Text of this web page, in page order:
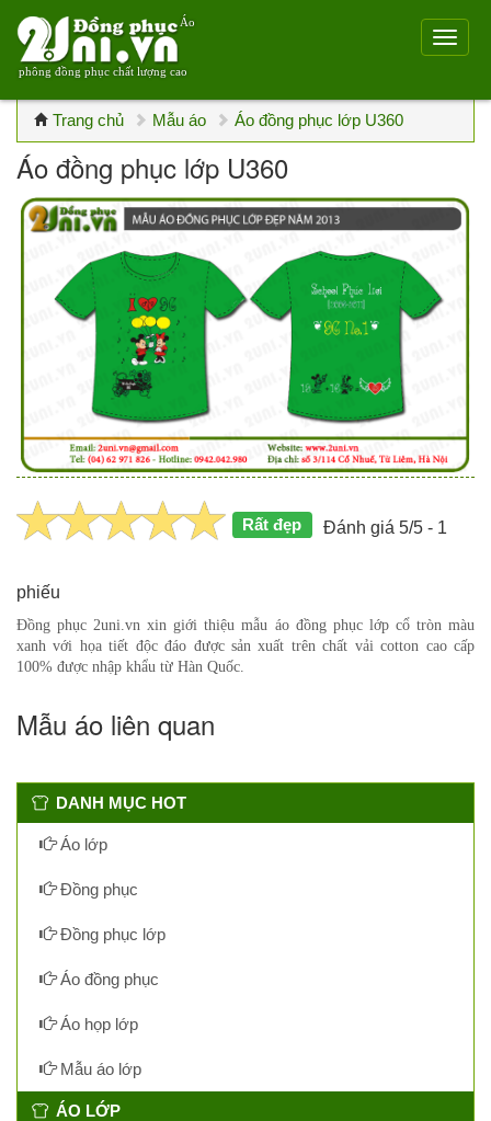
Áo
phông đồng phục chất lượng cao
Trang chủ Mẫu áo Áo đồng phục lớp U360
Áo đồng phục lớp U360
Rất đẹp Đánh giá 5/5 - 1
phiếu
Đồng phục 2uni.vn xin giới thiệu mẫu áo đồng phục lớp cổ tròn màu
xanh với họa tiết độc đáo được sản xuất trên chất vải cotton cao cấp
100% được nhập khẩu từ Hàn Quốc.
Mẫu áo liên quan
DANH MỤC HOT
Áo lớp
Đồng phục
Đồng phục lớp
Áo đồng phục
Áo họp lớp
Mẫu áo lớp
ÁO LỚP